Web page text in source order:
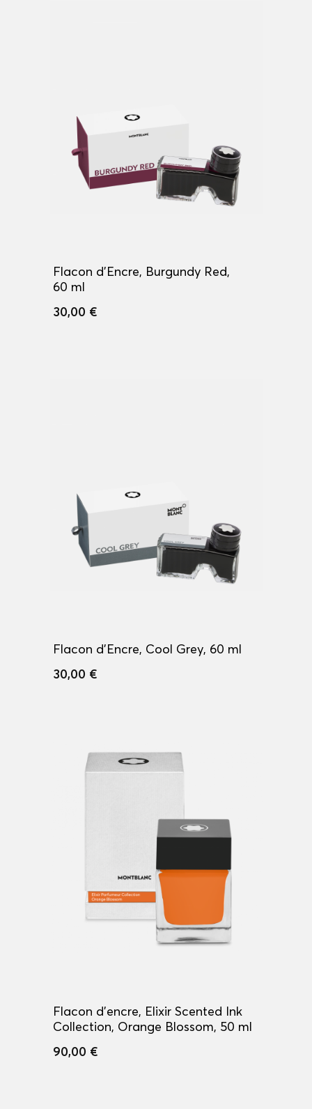
Flacon d'Encre, Burgundy Red,
60 ml
30,00 €
Flacon d'Encre, Cool Grey, 60 ml
30,00 €
Flacon d'encre, Elixir Scented Ink
Collection, Orange Blossom, 50 ml
90,00 €